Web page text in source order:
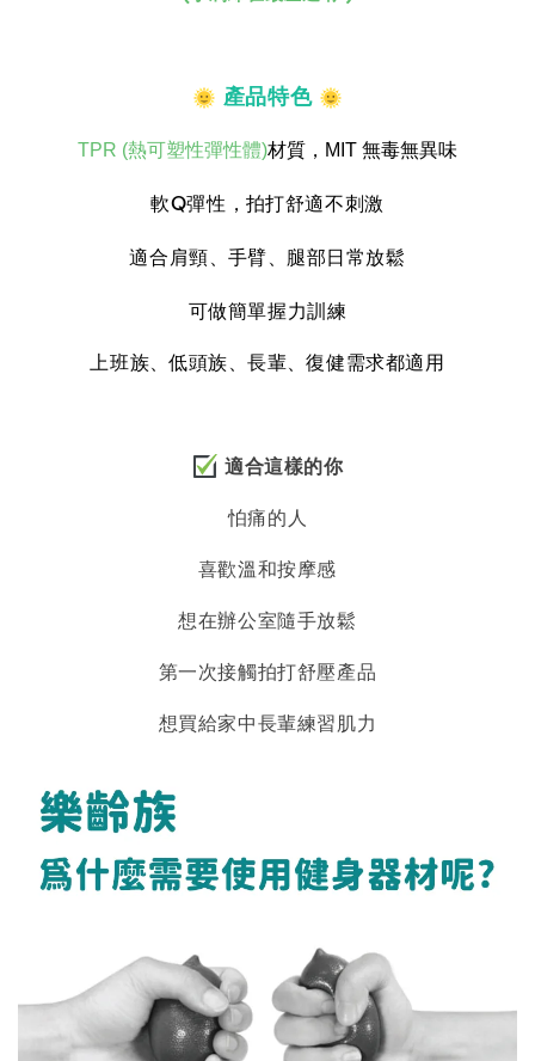
產品特色
TPR (熱可塑性彈性體)材質，MIT 無毒無異味
軟Q彈性 ， 拍打舒適不刺激
適合肩頸 手臂 腿部日常放鬆
可做簡單握力訓練
上班族 、低頭族 、長輩 、復健需求都適用
適合這樣的你
怕痛的人
喜歡溫和按摩感
想在辦公室隨手放鬆
第一次接觸拍打舒壓產品
想買給家中長輩練習肌力